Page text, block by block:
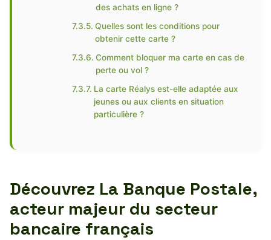
des achats en ligne ?
Quelles sont les conditions pour
obtenir cette carte ?
Comment bloquer ma carte en cas de
perte ou vol ?
La carte Réalys est-elle adaptée aux
jeunes ou aux clients en situation
particulière ?
Découvrez La Banque Postale,
acteur majeur du secteur
bancaire français